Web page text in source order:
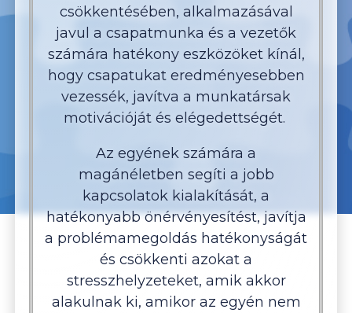
csökkentésében, alkalmazásával
javul a csapatmunka és a vezetők
számára hatékony eszközöket kínál,
hogy csapatukat eredményesebben
vezessék, javítva a munkatársak
motivációját és elégedettségét.
Az egyének számára a
magánéletben segíti a jobb
kapcsolatok kialakítását, a
hatékonyabb önérvényesítést, javítja
a problémamegoldás hatékonyságát
és csökkenti azokat a
stresszhelyzeteket, amik akkor
alakulnak ki, amikor az egyén nem